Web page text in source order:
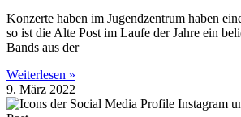
Konzerte haben im Jugendzentrum haben
so ist die Alte Post im Laufe der Jahre ein
Bands aus der
Weiterlesen »
9. März 2022